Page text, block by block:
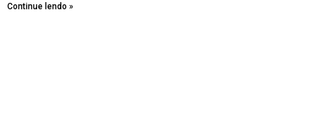
Continue lendo »